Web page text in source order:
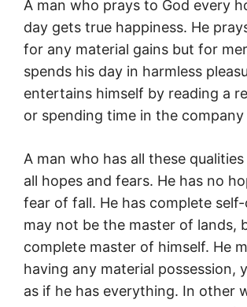
A man who prays to God every
day gets true happiness. He
for any material gains but for
spends his day in harmless
entertains himself by reading a
or spending time in the
A man who has all these
all hopes and fears. He has no
fear of fall. He has complete
may not be the master of lands,
complete master of himself. He
having any material possession,
as if he has everything. In other